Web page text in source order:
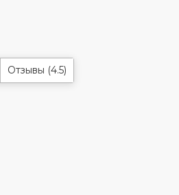
Отзывы (4.5)